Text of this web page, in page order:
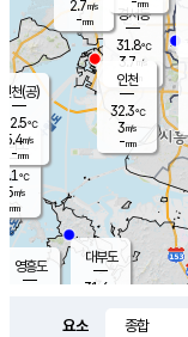
의도
℃
m/s
mm
영흥도
대부도
31.6
경서동
31.8℃
3.7 m/s
-mm
2.7m/s
-mm
mm
인천(공)
32.5℃
5.4m/s
-mm
인천
32.3℃
3m/s
-mm
요소